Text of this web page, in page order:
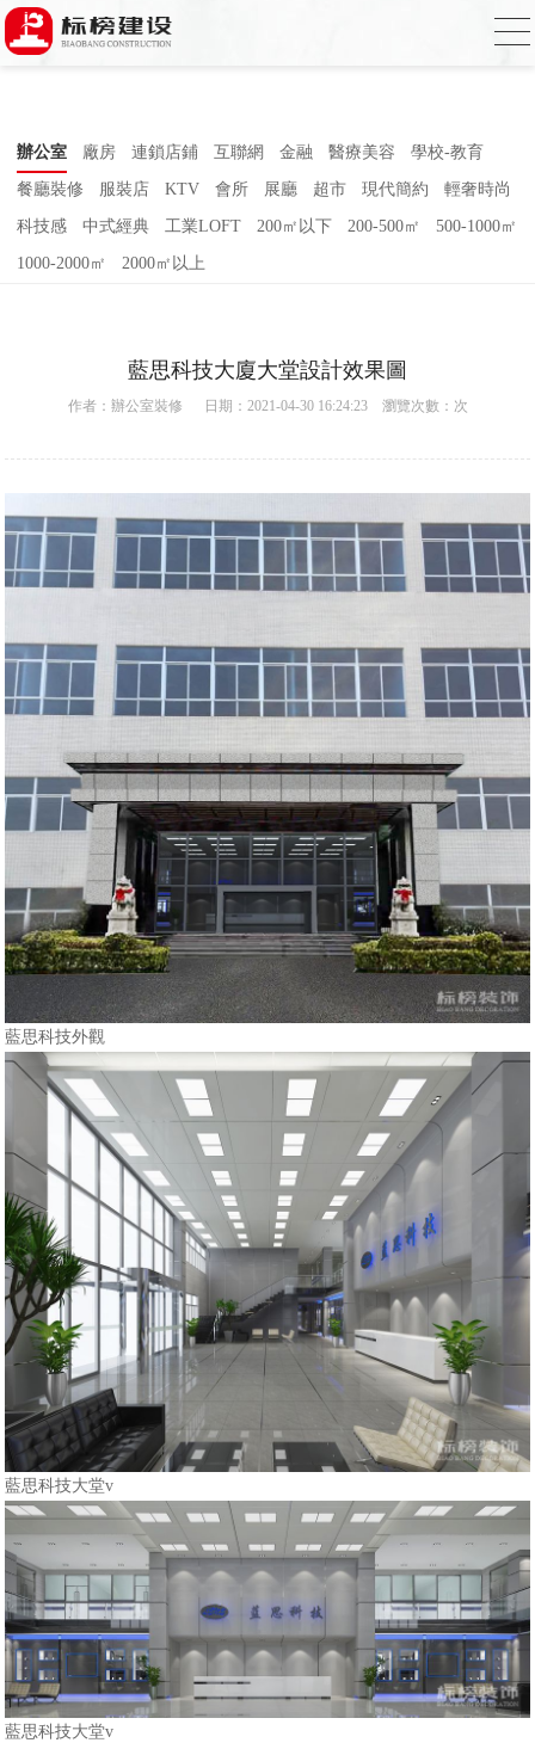
小蝌蚪影院在线观看,小蝌蚪影院污片,小蝌
蚪短视频APP,蝌蚪窉成人精品视频
辦公室 廠房 連鎖店鋪 互聯網 金融 醫療美容 學校-教育
餐廳裝修 服裝店 KTV 會所 展廳 超市 現代簡約 輕奢時尚
科技感 中式經典 工業LOFT 200㎡以下 200-500㎡ 500-1000㎡
1000-2000㎡ 2000㎡以上
藍思科技大廈大堂設計效果圖
作者： 辦公室裝修 日期：2021-04-30 16:24:23 瀏覽次數： 次
藍思科技外觀
藍思科技大堂v
藍思科技大堂v